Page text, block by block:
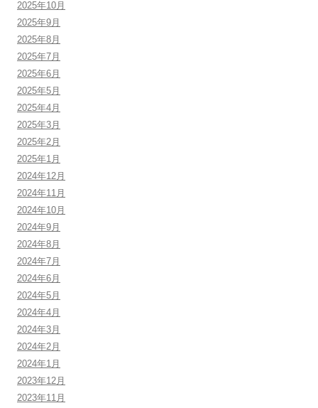
2025年10月
2025年9月
2025年8月
2025年7月
2025年6月
2025年5月
2025年4月
2025年3月
2025年2月
2025年1月
2024年12月
2024年11月
2024年10月
2024年9月
2024年8月
2024年7月
2024年6月
2024年5月
2024年4月
2024年3月
2024年2月
2024年1月
2023年12月
2023年11月